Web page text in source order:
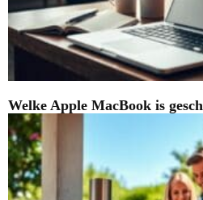
Welke Apple MacBook is